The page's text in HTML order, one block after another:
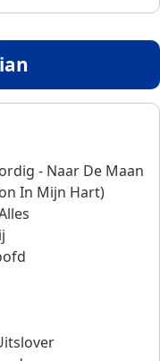
- Naar De Maan
In Mijn Hart)